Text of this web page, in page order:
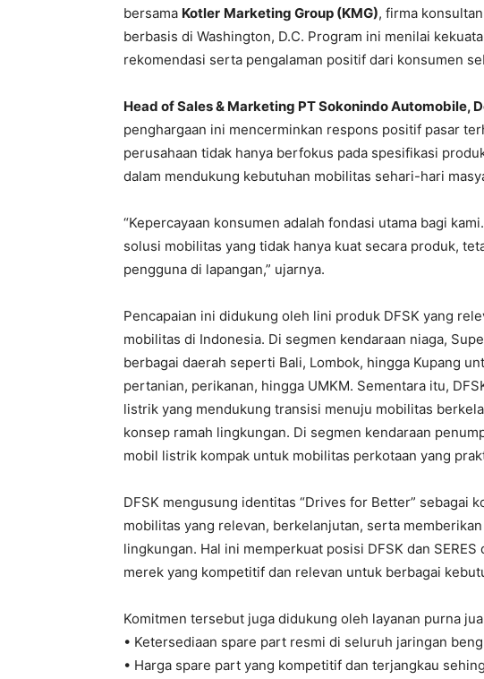
bersama Kotler Marketing Group (KMG), firma
berbasis di Washington, D.C. Program ini menilai
rekomendasi serta pengalaman positif dari konsumen
Head of Sales & Marketing PT Sokonindo Automobile,
penghargaan ini mencerminkan respons positif pasar
perusahaan tidak hanya berfokus pada spesifikasi
dalam mendukung kebutuhan mobilitas sehari-hari
“Kepercayaan konsumen adalah fondasi utama bagi
solusi mobilitas yang tidak hanya kuat secara produk,
pengguna di lapangan,” ujarnya.
Pencapaian ini didukung oleh lini produk DFSK yang
mobilitas di Indonesia. Di segmen kendaraan niaga,
berbagai daerah seperti Bali, Lombok, hingga Kupang
pertanian, perikanan, hingga UMKM. Sementara itu,
listrik yang mendukung transisi menuju mobilitas
konsep ramah lingkungan. Di segmen kendaraan
mobil listrik kompak untuk mobilitas perkotaan yang
DFSK mengusung identitas “Drives for Better” sebagai
mobilitas yang relevan, berkelanjutan, serta
lingkungan. Hal ini memperkuat posisi DFSK dan
merek yang kompetitif dan relevan untuk berbagai
Komitmen tersebut juga didukung oleh layanan purna
• Ketersediaan spare part resmi di seluruh jaringan
• Harga spare part yang kompetitif dan terjangkau